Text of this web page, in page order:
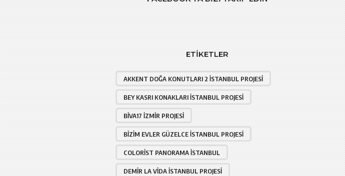
ETIKETLER
AKKENT DOĞA KONUTLARI 2 İSTANBUL PROJESI
BEY KASRI KONAKLARI İSTANBUL PROJESI
BIVA17 İZMIR PROJESI
BIZIM EVLER GÜZELCE İSTANBUL PROJESI
COLORIST PANORAMA İSTANBUL
DEMIR LA VIDA İSTANBUL PROJESI